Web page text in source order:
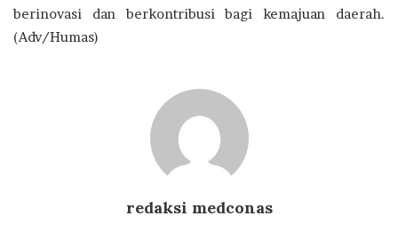
berinovasi dan berkontribusi bagi kemajuan daerah.
(Adv/Humas)
redaksi medconas